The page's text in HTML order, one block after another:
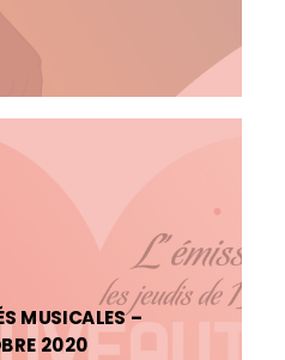
MUSICALES –
2020